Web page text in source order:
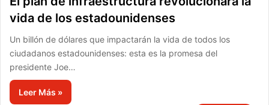
vida de los estadounidenses
Un billón de dólares que impactarán la vida de todos los
ciudadanos estadounidenses: esta es la promesa del
presidente Joe…
Leer Más »